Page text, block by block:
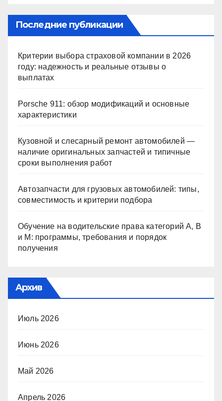
ki
Последние публикации
Критерии выбора страховой компании в 2026
году: надежность и реальные отзывы о
выплатах
Porsche 911: обзор модификаций и основные
характеристики
Кузовной и слесарный ремонт автомобилей —
наличие оригинальных запчастей и типичные
сроки выполнения работ
Автозапчасти для грузовых автомобилей: типы,
совместимость и критерии подбора
Обучение на водительские права категорий A, B
и M: программы, требования и порядок
получения
Архив
Июль 2026
Июнь 2026
Май 2026
Апрель 2026